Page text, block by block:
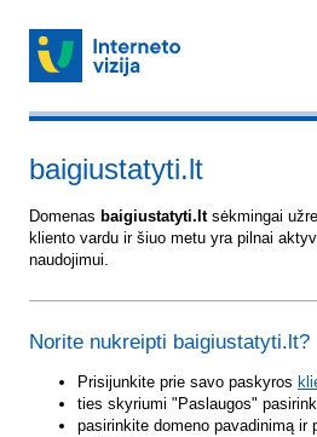
baigiustatyti.lt
Domenas baigiustatyti.ltsėkmingai
kliento vardu ir šiuo metu yra pilnai
naudojimui.
Norite nukreipti baigiustatyti.lt?
Prisijunkite prie savo paskyros
ties skyriumi "Paslaugos"
pasirinkite domeno pavadinimą ir